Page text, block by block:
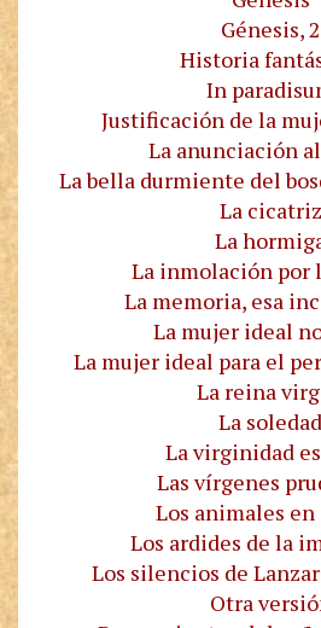
Génesis, 2
Historia
In
Justificación de la
La anunciación
La bella durmiente del
La cicatriz
La
La inmolación por
La memoria, esa
La mujer ideal
La mujer ideal para el
La reina
La soledad
La virginidad
Las vírgenes
Los animales en
Los ardides de la
Los silencios de
Otra